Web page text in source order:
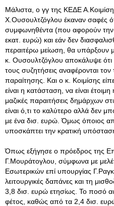
Μάλιστα, ο γγ της ΚΕΔΕ
Χ.Ουσουλτζόγλου έκαναν σαφές
συμφωνηθέντα (που αφορούν
εκατ. ευρώ) και εάν δεν
περαιτέρω μείωση, θα υπάρξουν
κ. Ουσουλτζόγλου αποκάλυψε ότι
τους συζητήσεις αναφέρονται τον
παραίτησης. Και ο κ. Κοιμίσης
είναι η κατάσταση, να είναι
μαζικές παραιτήσεις δημάρχων
είναι ό,τι το καλύτερο αλλά δεν
με ένα δισ. ευρώ. Όμως όποιος
υποσκάπτει την κρατική
Όπως εξήγησε ο πρόεδρος της
Γ.Μουράτογλου, σύμφωνα με
Εσωτερικών επί υπουργίας
λειτουργικές δαπάνες και τη
3,8 δισ. ευρώ ετησίως. Το ποσό
φέτος, καθώς από τα 2,4 δισ.